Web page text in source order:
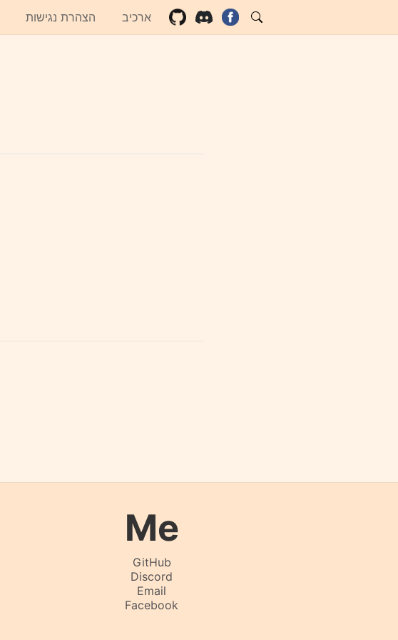
הצהרת נגישות ארכיב
Me
GitHub
Discord
Email
Facebook